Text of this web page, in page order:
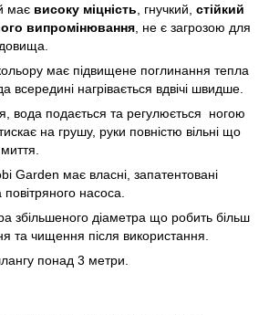
має високу міцність , гнучкий, стійкий
випромінювання , не є загрозою для
має підвищене поглинання тепла
всередині нагрівається вдвічі швидше.
вода подається та регулюється ногою
на грушу, руки повністю вільні що
Garden має власні, запатентовані
повітряного насоса.
збільшеного діаметра що робить більш
та чищення після використання.
понад 3 метри.